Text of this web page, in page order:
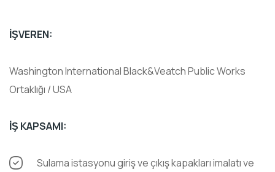
İŞVEREN:
Washington International Black&Veatch Public Works
Ortaklığı / USA
İŞ KAPSAMI:
Sulama istasyonu giriş ve çıkış kapakları imalatı ve